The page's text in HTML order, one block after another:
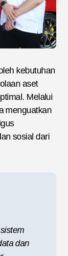
kebutuhan
aset
Melalui
menguatkan
sosial dari
dan